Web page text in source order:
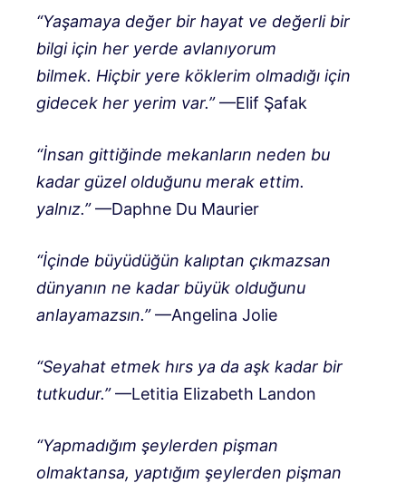
“Yaşamaya değer bir hayat ve değerli bir
bilgi için her yerde avlanıyorum
bilmek. Hiçbir yere köklerim olmadığı için
gidecek her yerim var.”—Elif Şafak
“İnsan gittiğinde mekanların neden bu
kadar güzel olduğunu merak ettim.
yalnız.”—Daphne Du Maurier
“İçinde büyüdüğün kalıptan çıkmazsan
dünyanın ne kadar büyük olduğunu
anlayamazsın.”—Angelina Jolie
“Seyahat etmek hırs ya da aşk kadar bir
tutkudur.”—Letitia Elizabeth Landon
“Yapmadığım şeylerden pişman
olmaktansa, yaptığım şeylerden pişman